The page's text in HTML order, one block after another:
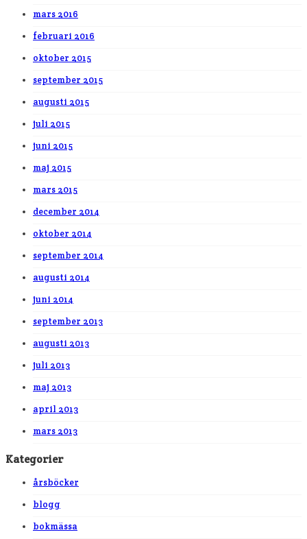
mars 2016
februari 2016
oktober 2015
september 2015
augusti 2015
juli 2015
juni 2015
maj 2015
mars 2015
december 2014
oktober 2014
september 2014
augusti 2014
juni 2014
september 2013
augusti 2013
juli 2013
maj 2013
april 2013
mars 2013
Kategorier
årsböcker
blogg
bokmässa